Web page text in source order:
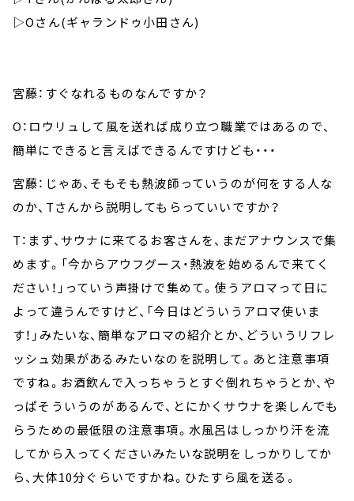
▷Oさん(ギャランドゥ小田さん)
宮藤：すぐなれるものなんですか？
O：ロウリュして風を送れば成り立つ職業ではあるので、
簡単にできると言えばできるんですけども・・・
宮藤：じゃあ、そもそも熱波師っていうのが何をする人な
のか、Tさんから説明してもらっていいですか？
T：まず、サウナに来てるお客さんを、まだアナウンスで集
めます。「今からアウフグース・熱波を始めるんで来てく
ださい！」っていう声掛けで集めて。使うアロマって日に
よって違うんですけど、「今日はどういうアロマ使いま
す！」みたいな、簡単なアロマの紹介とか、どういうリフレ
ッシュ効果があるみたいなのを説明して。あと注意事項
ですね。お酒飲んで入っちゃうとすぐ倒れちゃうとか、や
っぱそういうのがあるんで、とにかくサウナを楽しんでも
らうための最低限の注意事項。水風呂はしっかり汗を流
してから入ってくださいみたいな説明をしっかりしてか
ら、大体10分ぐらいですかね。ひたすら風を送る。